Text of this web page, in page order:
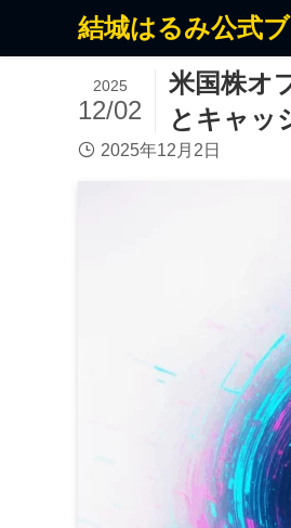
結城はるみ公式
米国株オ
とキャッ
2025
12/02
2025年12月2日